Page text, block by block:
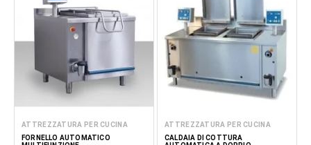
ATTREZZATURA PER CUCINA
FORNELLO AUTOMATICO
ATTREZZATURA PER CUCINA
CALDAIA DI COTTURA